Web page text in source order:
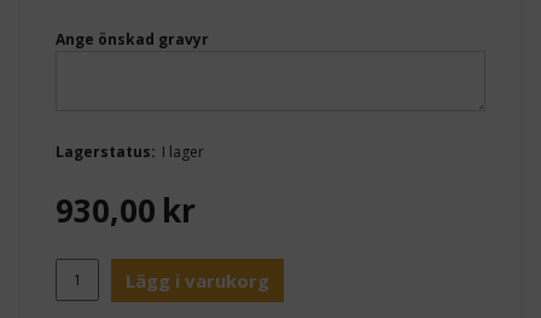
Ange önskad gravyr
Lagerstatus: I lager
930,00 kr
Lägg i varukorg